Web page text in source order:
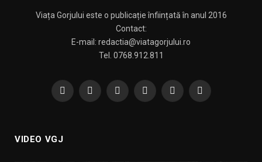
Viața Gorjului este o publicație înființată în anul 2016
Contact:
E-mail: redactia@viatagorjului.ro
Tel. 0768.912.811
Facebook
X
PinterestYouTubeWhatsAppTikTok
VIDEO VGJ